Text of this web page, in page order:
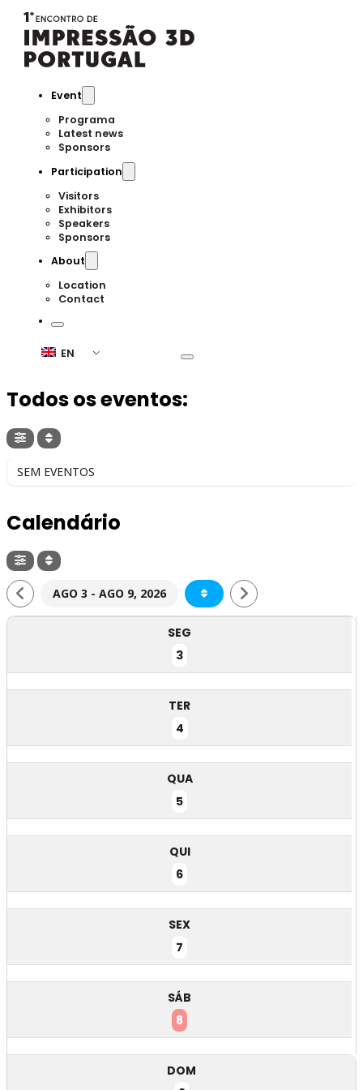
Event
Programa
Latest news
Sponsors
Participation
Visitors
Exhibitors
Speakers
Sponsors
About
Location
Contact
EN
Todos os eventos:
SEM EVENTOS
Calendário
AGO 3 - AGO 9, 2026
SEG
3
TER
4
QUA
5
QUI
6
SEX
7
SÁB
8
DOM